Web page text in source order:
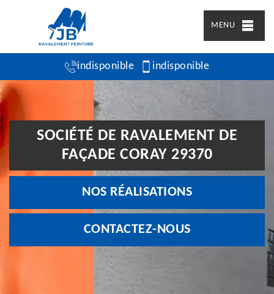
MENU
indisponible indisponible
SOCIÉTÉ DE RAVALEMENT DE
FAÇADE CORAY 29370
NOS RÉALISATIONS
CONTACTEZ-NOUS